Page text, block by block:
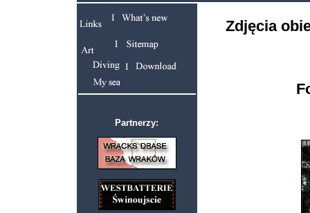
Partnerzy:
Zdjęcia